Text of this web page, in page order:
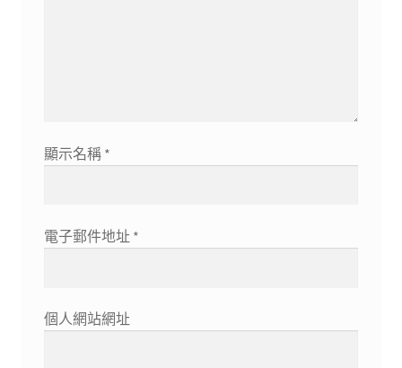
顯示名稱 *
電子郵件地址 *
個人網站網址